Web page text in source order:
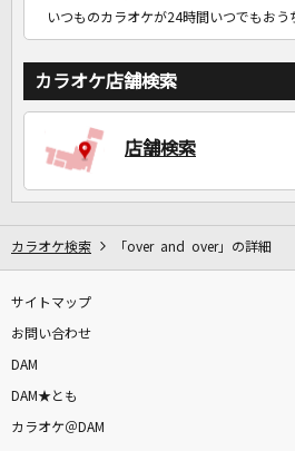
いつものカラオケが24時間いつでもおう
カラオケ店舗検索
店舗検索
カラオケ検索 「over and over」の詳細
サイトマップ
お問い合わせ
DAM
DAM★とも
カラオケ＠DAM